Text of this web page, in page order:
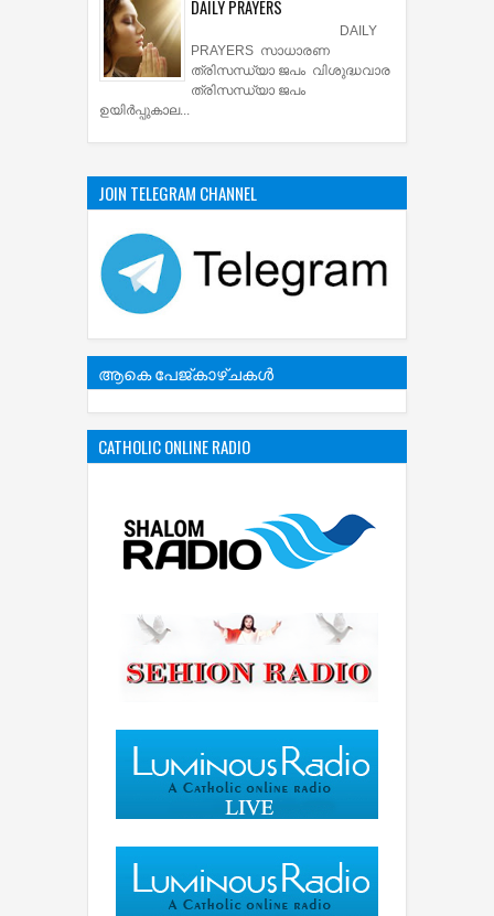
DAILY PRAYERS
DAILY
PRAYERS സാധാരണ
ത്രിസന്ധ്യാ ജപം വിശുദ്ധവാര
ത്രിസന്ധ്യാ ജപം
ഉയിര്‍പ്പുകാല...
JOIN TELEGRAM CHANNEL
ആകെ പേജ്‌കാഴ്‌ചകള്‍
CATHOLIC ONLINE RADIO